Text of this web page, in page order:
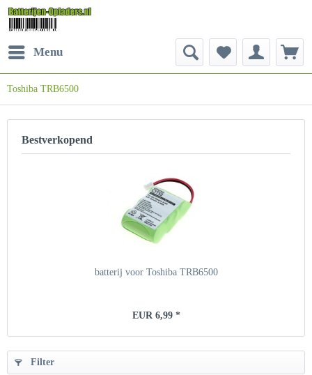
Menu
Toshiba TRB6500
Bestverkopend
batterij voor Toshiba TRB6500
EUR 6,99 *
Filter